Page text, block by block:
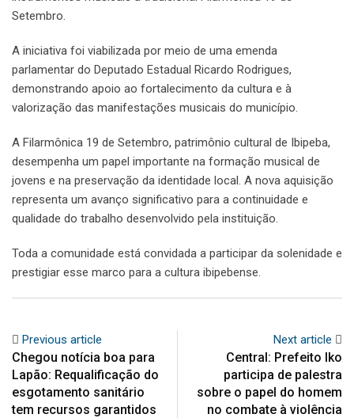
Setembro.
A iniciativa foi viabilizada por meio de uma emenda
parlamentar do Deputado Estadual Ricardo Rodrigues,
demonstrando apoio ao fortalecimento da cultura e à
valorização das manifestações musicais do município.
A Filarmônica 19 de Setembro, patrimônio cultural de Ibipeba,
desempenha um papel importante na formação musical de
jovens e na preservação da identidade local. A nova aquisição
representa um avanço significativo para a continuidade e
qualidade do trabalho desenvolvido pela instituição.
Toda a comunidade está convidada a participar da solenidade e
prestigiar esse marco para a cultura ibipebense.
Previous article
Chegou notícia boa para
Lapão: Requalificação do
esgotamento sanitário
tem recursos garantidos
Next article
Central: Prefeito Iko
participa de palestra
sobre o papel do homem
no combate à violência